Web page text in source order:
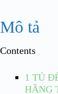
Mô tả
Contents
1 TỦ
HÃNG